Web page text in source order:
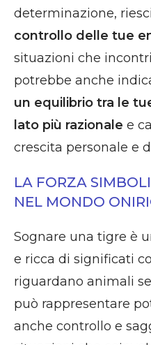
determinazione,
controllo delle tue
situazioni che
potrebbe anche
un equilibrio tra le
lato più razionale e
crescita personale e
LA FORZA
NEL MONDO
Sognare una tigre è
e ricca di significati
riguardano animali
può rappresentare
anche controllo e